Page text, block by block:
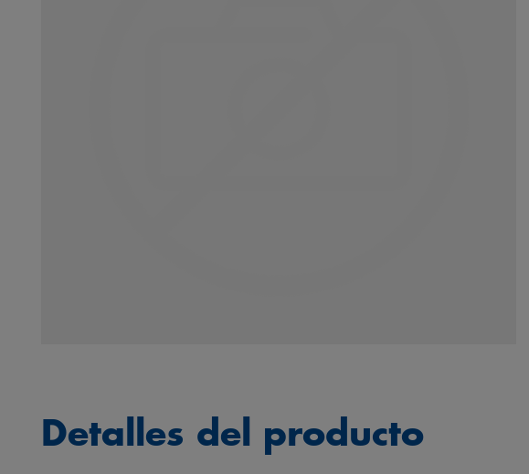
Detalles del producto